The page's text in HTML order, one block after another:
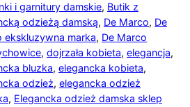
i garnitury damskie, Butik z
odzieżą damską, De Marco, De
ekskluzywna marka, De Marco
, dojrzała kobieta, elegancja,
bluzka, elegancka kobieta,
odzież, elegancka odzież
, Elegancka odzież damska sklep